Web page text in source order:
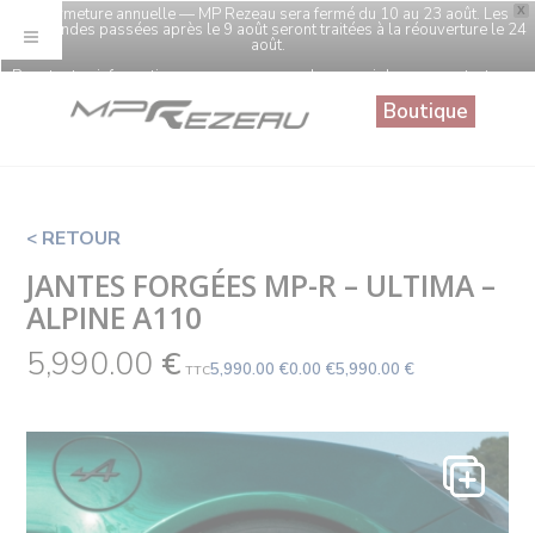
X
🔒 Fermeture annuelle — MP Rezeau sera fermé du 10 au 23 août. Les
commandes passées après le 9 août seront traitées à la réouverture le 24
août.
Pour toutes informations sur vos commandes, merci de nous contacter au
Boutique
< RETOUR
JANTES FORGÉES MP-R – ULTIMA –
ALPINE A110
5,990.00 € TTC5,990.00 €0.00 €5,990.00 €
Panneau de gestion des cookies